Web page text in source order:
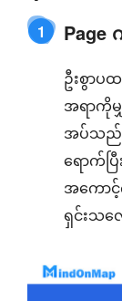
1 Page
ဦးစွာပ
အရာကို
အပ်သည်မှ
ရောက်ပြီ
အကော
ရှင်းသ